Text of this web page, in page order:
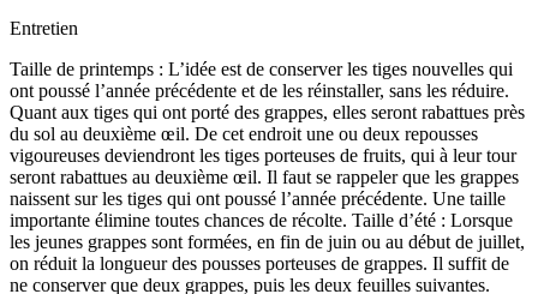
Entretien
Taille de printemps : L’idée est de conserver les tiges nouvelles qui
ont poussé l’année précédente et de les réinstaller, sans les réduire.
Quant aux tiges qui ont porté des grappes, elles seront rabattues près
du sol au deuxième œil. De cet endroit une ou deux repousses
vigoureuses deviendront les tiges porteuses de fruits, qui à leur tour
seront rabattues au deuxième œil. Il faut se rappeler que les grappes
naissent sur les tiges qui ont poussé l’année précédente. Une taille
importante élimine toutes chances de récolte. Taille d’été : Lorsque
les jeunes grappes sont formées, en fin de juin ou au début de juillet,
on réduit la longueur des pousses porteuses de grappes. Il suffit de
ne conserver que deux grappes, puis les deux feuilles suivantes.